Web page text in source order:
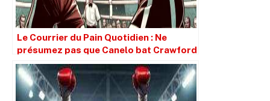
Le Courrier du Pain Quotidien : Ne
présumez pas que Canelo bat Crawford
simplement parce qu’il est plus grand.